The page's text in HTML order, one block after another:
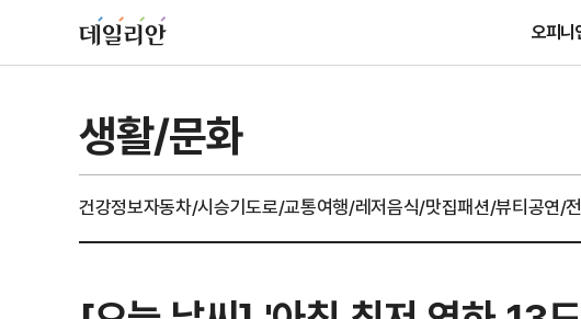
오피니
생활/문화
건강정보자동차/시승기도로/교통여행/레저음식/맛집패션/뷰티공연/